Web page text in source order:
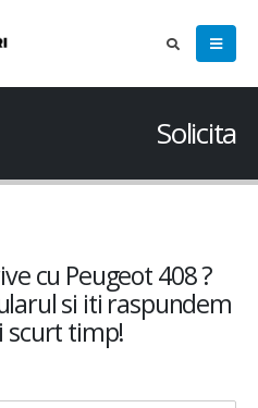
Solicita
cu Peugeot 408 ?
si iti raspundem
scurt timp!